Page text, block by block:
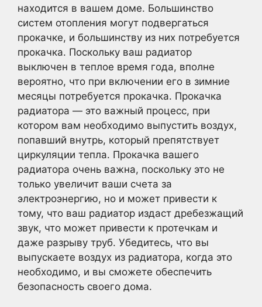
находится в вашем доме. Большинство
систем отопления могут подвергаться
прокачке, и большинству из них потребуется
прокачка. Поскольку ваш радиатор
выключен в теплое время года, вполне
вероятно, что при включении его в зимние
месяцы потребуется прокачка. Прокачка
радиатора — это важный процесс, при
котором вам необходимо выпустить воздух,
попавший внутрь, который препятствует
циркуляции тепла. Прокачка вашего
радиатора очень важна, поскольку это не
только увеличит ваши счета за
электроэнергию, но и может привести к
тому, что ваш радиатор издаст дребезжащий
звук, что может привести к протечкам и
даже разрыву труб. Убедитесь, что вы
выпускаете воздух из радиатора, когда это
необходимо, и вы сможете обеспечить
безопасность своего дома.